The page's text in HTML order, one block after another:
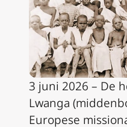
3 juni 2026 – De
Lwanga
Europese